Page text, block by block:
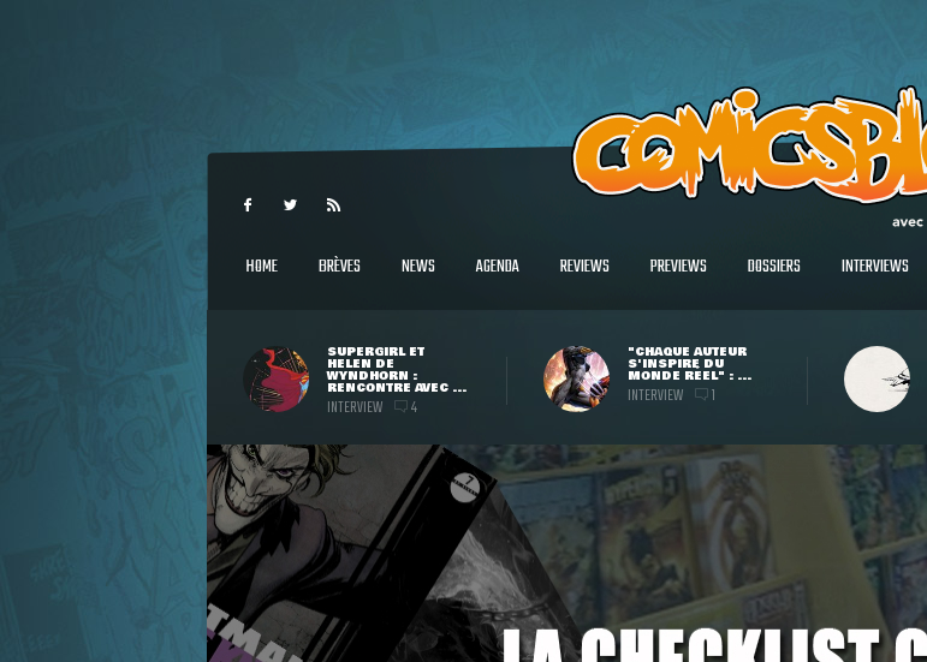
HOME BRÈVES NEWS AGENDA REVIEWS PREVIEWS DOSSIERS INTERVIEWS
SUPERGIRL ET
HELEN DE
WYNDHORN :
RENCONTRE AVEC ...
INTERVIEW 4
"CHAQUE AUTEUR
S'INSPIRE DU
MONDE RÉEL" : ...
INTERVIEW 1